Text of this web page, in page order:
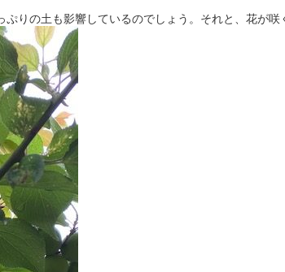
りの土も影響しているのでしょう。それと、花が咲